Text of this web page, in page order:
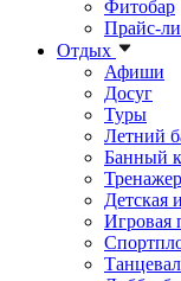
Фитобар
Прайс-
Отдых
Афиши
Досуг
Туры
Летний
Банный
Детская
Игровая